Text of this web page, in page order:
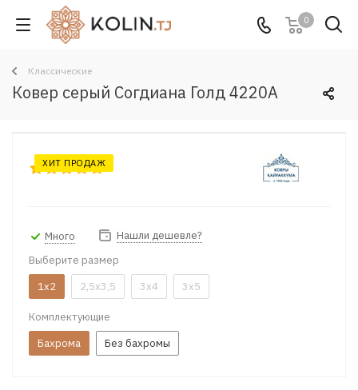
0
Классические
Ковер серый Согдиана Голд 4220A
ХИТ ПРОДАЖ
Много
Нашли дешевле?
Выберите размер
1x2
2,5x3,5 3x4 3x5
Комплектующие
Бахрома
Без бахромы